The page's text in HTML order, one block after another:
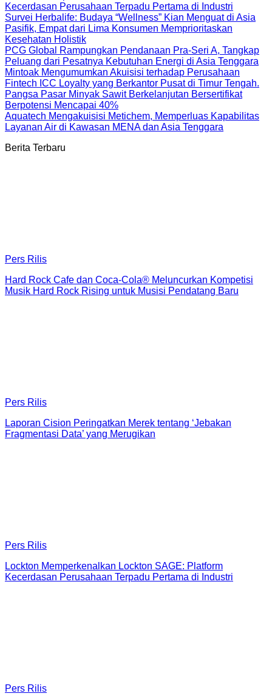
Kecerdasan Perusahaan Terpadu Pertama di Industri
Survei Herbalife: Budaya “Wellness” Kian Menguat di Asia
Pasifik, Empat dari Lima Konsumen Memprioritaskan
Kesehatan Holistik
PCG Global Rampungkan Pendanaan Pra-Seri A, Tangkap
Peluang dari Pesatnya Kebutuhan Energi di Asia Tenggara
Mintoak Mengumumkan Akuisisi terhadap Perusahaan
Fintech ICC Loyalty yang Berkantor Pusat di Timur Tengah.
Pangsa Pasar Minyak Sawit Berkelanjutan Bersertifikat
Berpotensi Mencapai 40%
Aquatech Mengakuisisi Metichem, Memperluas Kapabilitas
Layanan Air di Kawasan MENA dan Asia Tenggara
Berita Terbaru
Pers Rilis
Hard Rock Cafe dan Coca-Cola® Meluncurkan Kompetisi
Musik Hard Rock Rising untuk Musisi Pendatang Baru
Pers Rilis
Laporan Cision Peringatkan Merek tentang ‘Jebakan
Fragmentasi Data’ yang Merugikan
Pers Rilis
Lockton Memperkenalkan Lockton SAGE: Platform
Kecerdasan Perusahaan Terpadu Pertama di Industri
Pers Rilis